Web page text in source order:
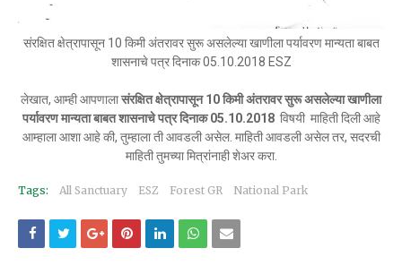
संरक्षित क्षेत्रापासून 10 किमी अंतरावर सुरू असलेल्या खाणीला पर्यावरण मान्यता बाबत
शासनाचे पत्र दिनाक 05.10.2018 ESZ
लेखात, आम्ही आपणालासंरक्षित क्षेत्रापासून 10 किमी अंतरावर सुरू असलेल्या खाणीला
पर्यावरण मान्यता बाबत शासनाचे पत्र दिनाक 05.10.2018विषयी माहिती दिली आहे
आम्हाला आशा आहे की, तुम्हाला ती आवडली असेल. माहिती आवडली असेल तर, सदरची
माहिती तुमच्या मित्रांनाही शेअर करा.
Tags: All Sanctuary ESZ Forest GR National Park